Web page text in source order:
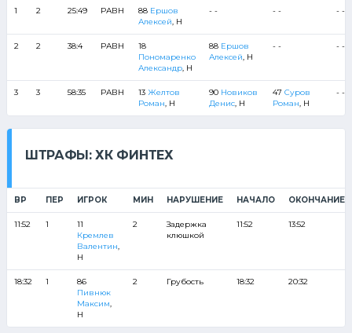
1 2 25:49 РАВН 88 Ершов
Алексей, Н
- - - - - - -
2 2 38:4 РАВН
18
Пономаренко
Александр, Н
88 Ершов
Алексей, Н
- - - - -
3 3 58:35 РАВН 13 Желтов
Роман, Н
90 Новиков
Денис, Н
47 Суров
Роман, Н
- - -
ШТРАФЫ: ХК ФИНТЕХ
ВР ПЕР ИГРОК МИН НАРУШЕНИЕ НАЧАЛО ОКОНЧАНИЕ
11:52 1
11
Кремлев
Валентин,
Н
2
Задержка
клюшкой
11:52 13:52
18:32 1
86
Пивнюк
Максим,
Н
2 Грубость 18:32 20:32